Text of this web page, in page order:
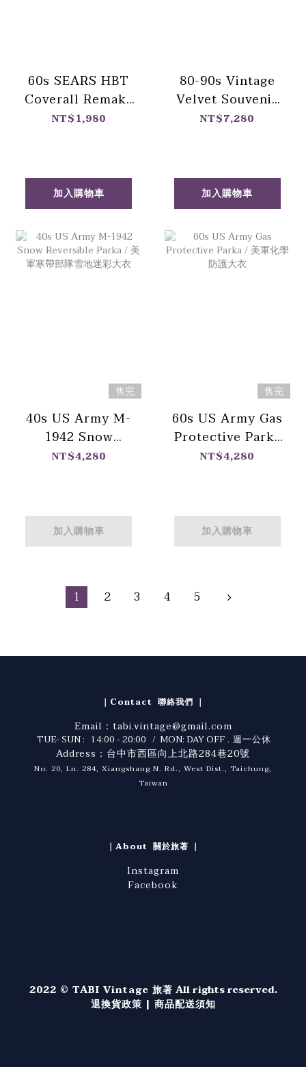
60s SEARS HBT
Coverall Remake
Jacket / 連身工作NT$1,980
加入購物車
80-90s Vintage
Velvet Souvenir
Jacket / 復刻50年NT$7,280
加入購物車
售完
40s US Army M-
1942 Snow
Reversible Parka
NT$4,280
加入購物車
售完
60s US Army Gas
Protective Parka
/ 美軍化學防護大衣
NT$4,280
加入購物車
1 2 3 4 5
｜Contact 聯絡我們 ｜
Email：tabi.vintage@gmail.com
TUE- SUN : 14:00 - 20:00 / MON: DAY OFF . 週一公休
Address：台中市西區向上北路284巷20號
No. 20, Ln. 284, Xiangshang N. Rd., West Dist., Taichung,
Taiwan
｜About 關於旅著 ｜
Instagram
Facebook
2022 © TABI Vintage 旅著 All rights reserved.
退換貨政策 | 商品配送須知